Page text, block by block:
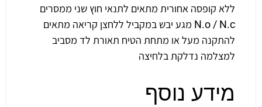
ללא קופסה אחורית מתאים לתנאי חוץ שני ממסרים
N.o / N.c מגע יבש במקביל ללחצן קריאה מתאים
להתקנה מעל או מתחת הטיח תאורת לד מסביב
למצלמה נדלקת בלחיצה
מידע נוסף